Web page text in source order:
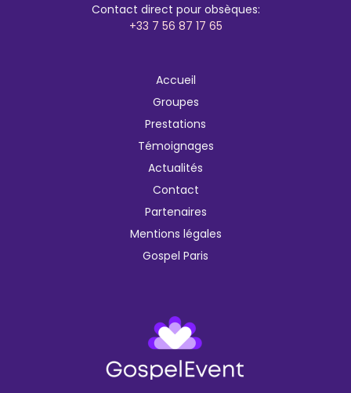
Contact direct pour obsèques:
+33 7 56 87 17 65
Accueil
Groupes
Prestations
Témoignages
Actualités
Contact
Partenaires
Mentions légales
Gospel Paris